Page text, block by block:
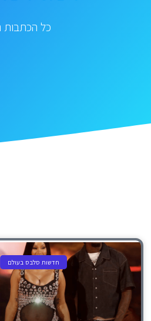
כל הכתבות
חדשות סלבס בעולם